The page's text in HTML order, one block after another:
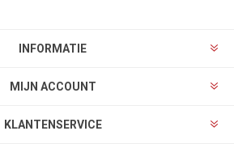
INFORMATIE
MIJN ACCOUNT
KLANTENSERVICE